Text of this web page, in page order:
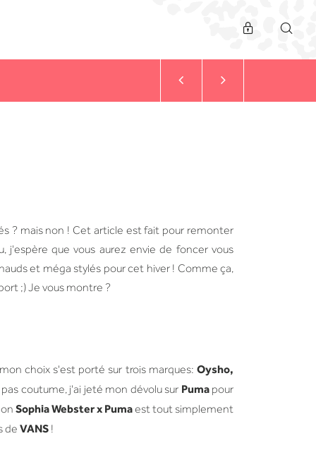
? mais non ! Cet article est fait pour remonter
j'espère que vous aurez envie de foncer vous
et méga stylés pour cet hiver ! Comme ça,
;) Je vous montre ?
choix s'est porté sur trois marques: Oysho,
coutume, j'ai jeté mon dévolu sur Pumapour
Sophia Webster x Pumaest tout simplement
de VANS !